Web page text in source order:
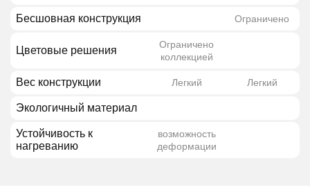
Бесшовная конструкция Ограничено
Цветовые решения
Ограничено
коллекцией
Вес конструкции Легкий Легкий
Экологичный материал
Устойчивость к
нагреванию
возможность
деформации